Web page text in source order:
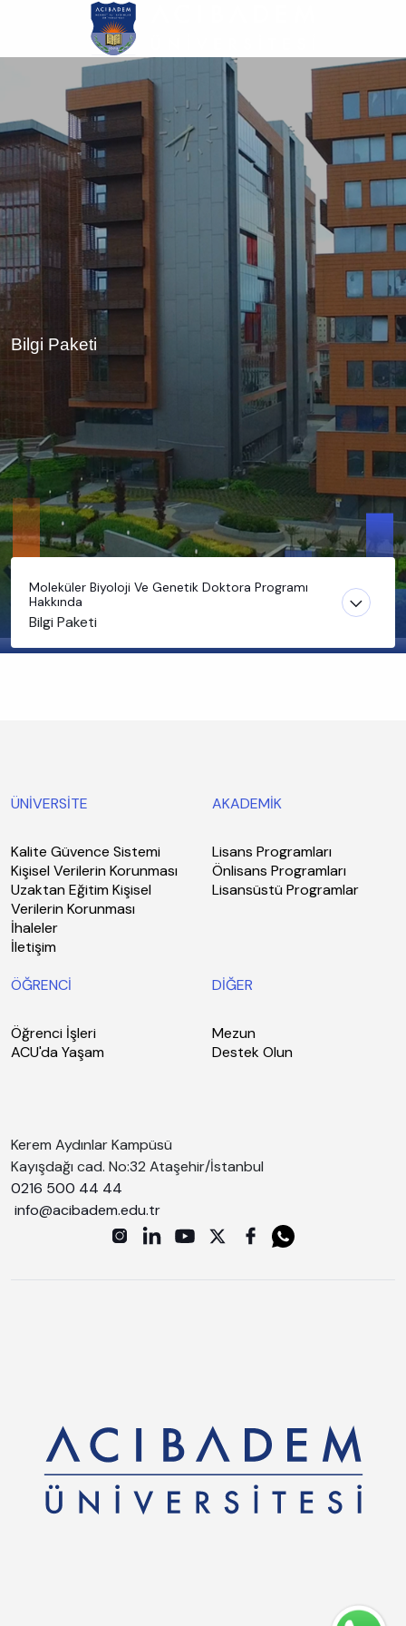
atla
Bilgi Paketi
Moleküler Biyoloji Ve Genetik Doktora Programı
Hakkında
Bilgi Paketi
ÜNİVERSİTE
Kalite Güvence Sistemi
Kişisel Verilerin Korunması
Uzaktan Eğitim Kişisel
Verilerin Korunması
İhaleler
İletişim
AKADEMİK
Lisans Programları
Önlisans Programları
Lisansüstü Programlar
ÖĞRENCİ
Öğrenci İşleri
ACU'da Yaşam
DİĞER
Mezun
Destek Olun
Kerem Aydınlar Kampüsü
Kayışdağı cad. No:32 Ataşehir/İstanbul
0216 500 44 44
info@acibadem.edu.tr